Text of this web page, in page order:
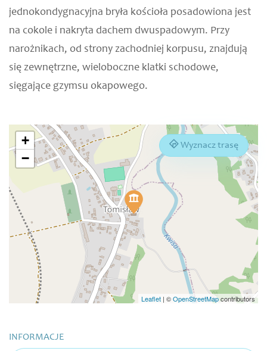
jednokondygnacyjna bryła kościoła posadowiona jest
na cokole i nakryta dachem dwuspadowym. Przy
narożnikach, od strony zachodniej korpusu, znajdują
się zewnętrzne, wieloboczne klatki schodowe,
sięgające gzymsu okapowego.
Wyznacz trasę
+
−
Leaflet | ©OpenStreetMapcontributors
INFORMACJE